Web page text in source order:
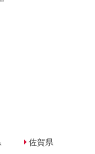
佐賀県